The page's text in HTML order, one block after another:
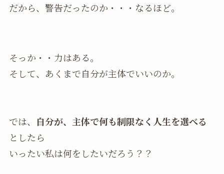
だから、警告だったのか・・・なるほど。
そっか・・力はある。
そして、あくまで自分が主体でいいのか。
では、
自分が、主体で何も制限なく人生を選べる
としたら
いったい私は何をしたいだろう？？